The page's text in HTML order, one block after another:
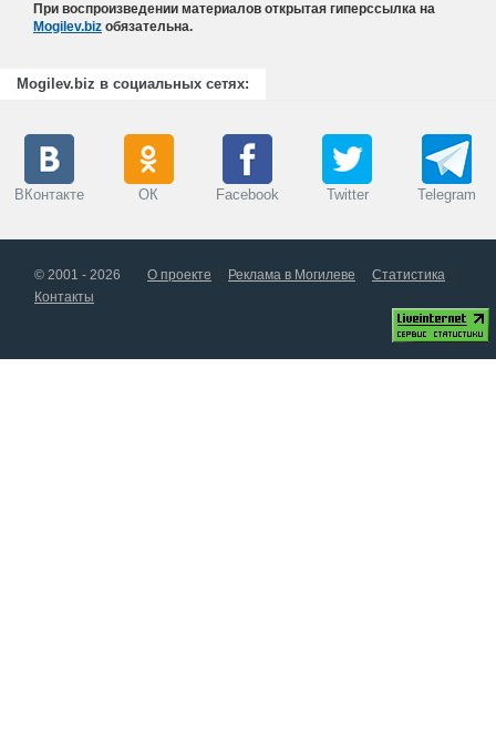
При воспроизведении материалов открытая гиперссылка на
Mogilev.biz обязательна.
Mogilev.biz в социальных сетях:
ВКонтакте ОК Facebook Twitter Telegram
© 2001 - 2026 О проекте Реклама в Могилеве
Статистика
Контакты